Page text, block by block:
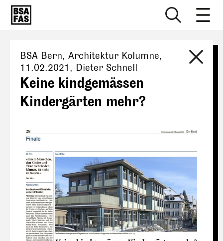
BSA Bern, Architektur Kolumne,
11.02.2021 , Dieter Schnell
Keine kindgemässen
Kindergärten mehr?